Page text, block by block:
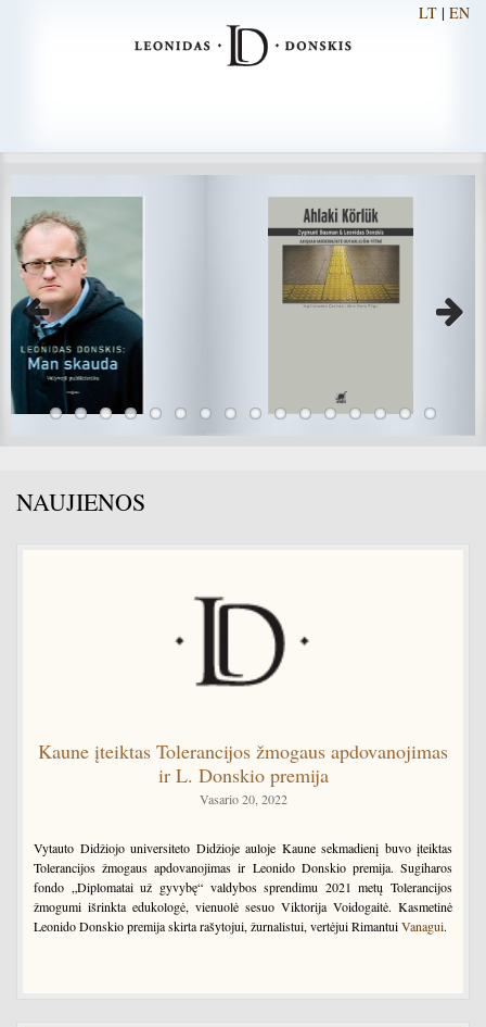
LT | EN
Previous
NAUJIENOS
Kaune įteiktas Tolerancijos žmogaus apdovanojimas
ir L. Donskio premija
Vasario 20, 2022
Vytauto Didžiojo universiteto Didžioje auloje Kaune sekmadienį buvo įteiktas
Tolerancijos žmogaus apdovanojimas ir Leonido Donskio premija. Sugiharos
fondo „Diplomatai už gyvybę“ valdybos sprendimu 2021 metų Tolerancijos
žmogumi išrinkta edukologė, vienuolė sesuo Viktorija Voidogaitė. Kasmetinė
Leonido Donskio premija skirta rašytojui, žurnalistui, vertėjui RimantuiVanagui.